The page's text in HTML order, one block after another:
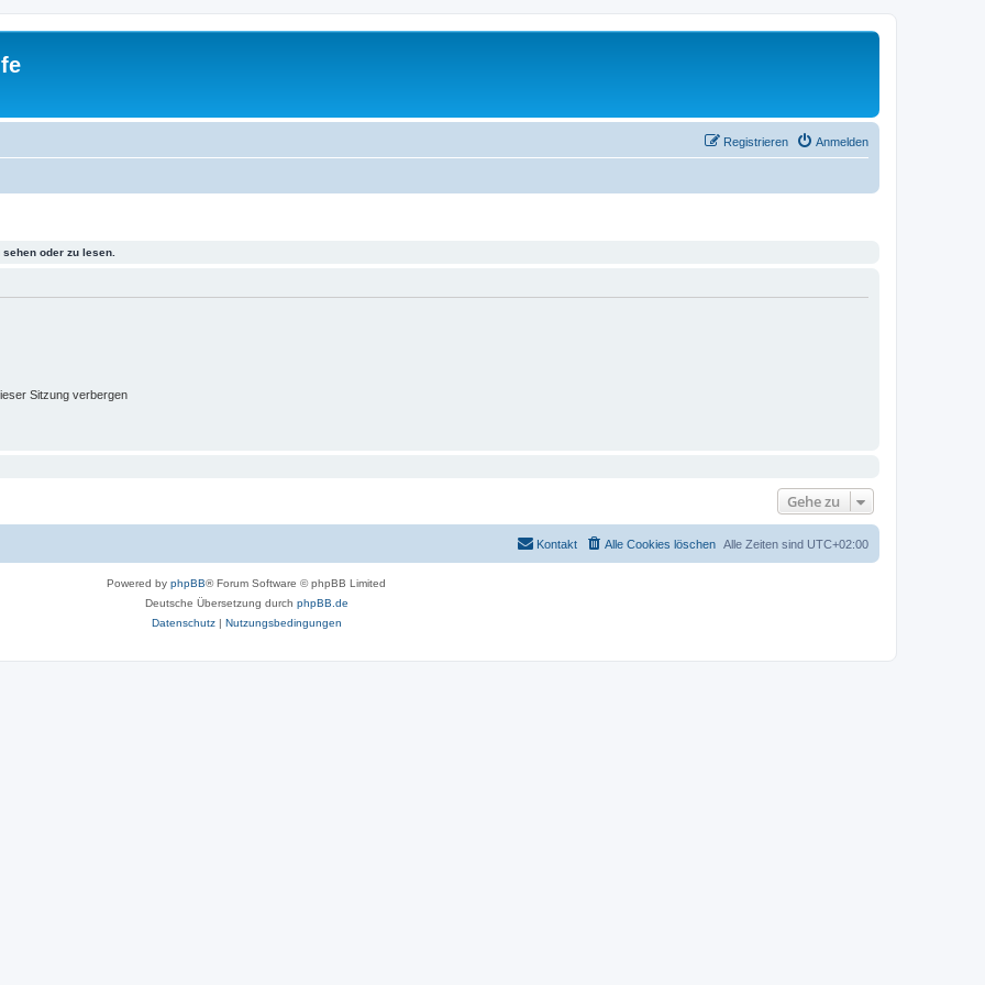
Anmelden
Registrieren
oder zu lesen.
Sitzung verbergen
Gehe zu
Alle Zeiten sind UTC+02:00
Alle Cookies löschen
Kontakt
Powered by phpBB® Forum Software © phpBB Limited
Deutsche Übersetzung durch phpBB.de
Datenschutz| Nutzungsbedingungen